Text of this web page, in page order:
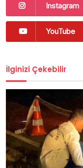
Instagram
YouTube
İlginizi Çekebilir